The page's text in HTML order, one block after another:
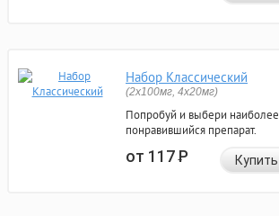
Набор Классический
(2x100мг, 4x20мг)
Попробуй и выбери наиболее
понравившийся препарат.
от 117Р Купить